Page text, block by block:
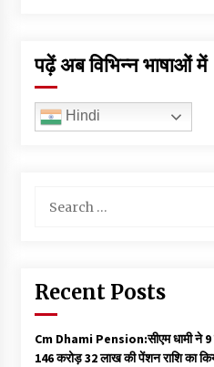
पढ़ें अब विभिन्न भाषाओं में
Hindi
for:
Recent Posts
Cm Dhami Pension:सीएम धामी ने 9
146 करोड़ 32 लाख की पेंशन राशि का